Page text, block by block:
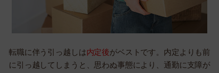
転職に伴う引っ越しは内定後がベストです。内定よりも前
に引っ越してしまうと、思わぬ事態により、通勤に支障が